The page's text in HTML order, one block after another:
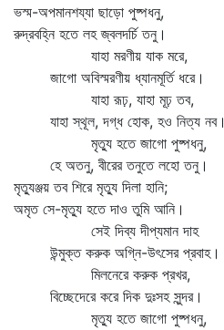
ভস্ম-অপমানশয্যা ছাড়ো পুষ্পধনু,
রুদ্রবহ্নি হতে লহ জ্বলদর্চি তনু।
যাহা মরণীয় যাক মরে,
জাগো অবিস্মরণীয় ধ্যানমূর্তি ধরে।
যাহা রূঢ়, যাহা মূঢ় তব,
যাহা স্থূল, দগ্ধ হোক, হও নিত্য নব।
মৃত্যু হতে জাগো পুষ্পধনু,
হে অতনু, বীরের তনুতে লহো তনু।
মৃত্যুঞ্জয় তব শিরে মৃত্যু দিলা হানি;
অমৃত সে-মৃত্যু হতে দাও তুমি আনি।
সেই দিব্য দীপ্যমান দাহ
উন্মুক্ত করুক অগ্নি-উৎসের প্রবাহ।
মিলনেরে করুক প্রখর,
বিচ্ছেদেরে করে দিক দুঃসহ সুন্দর।
মৃত্যু হতে জাগো পুষ্পধনু,